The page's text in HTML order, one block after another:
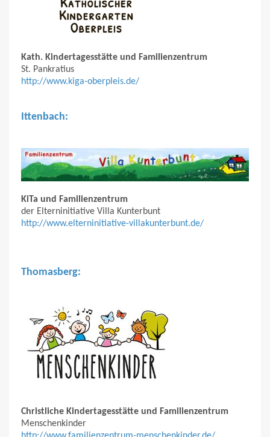
Kath. Kindertagesstätte und Familienzentrum
St. Pankratius
http://www.kiga-oberpleis.de/
Ittenbach:
KiTa und Familienzentrum
der Elterninitiative Villa Kunterbunt
http://www.elterninitiative-villakunterbunt.de/
Thomasberg:
Christliche Kindertagesstätte und Familienzentrum
Menschenkinder